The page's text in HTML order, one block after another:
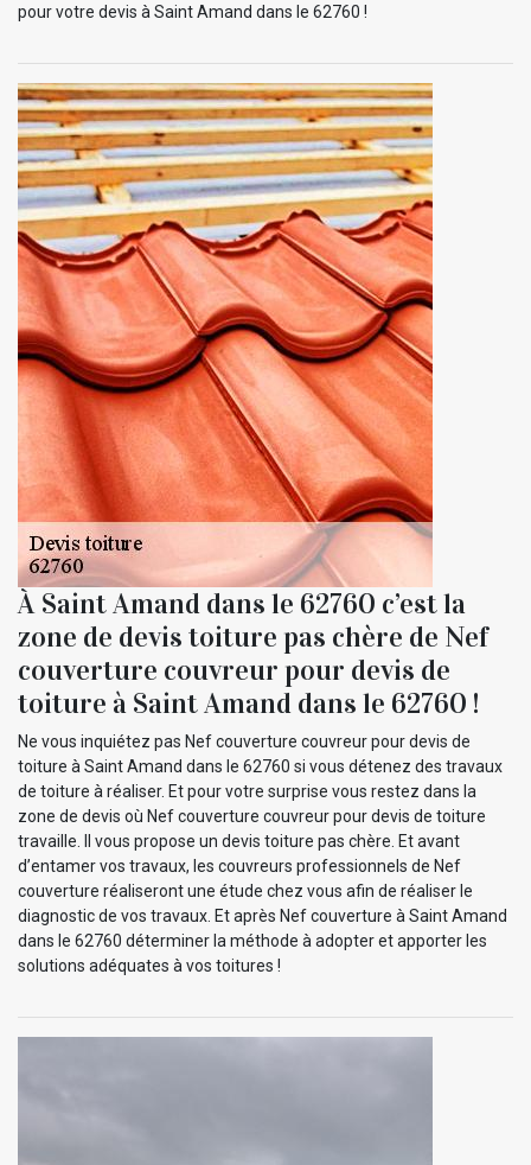
pour votre devis à Saint Amand dans le 62760 !
À Saint Amand dans le 62760 c’est la
zone de devis toiture pas chère de Nef
couverture couvreur pour devis de
toiture à Saint Amand dans le 62760 !
Ne vous inquiétez pas Nef couverture couvreur pour devis de
toiture à Saint Amand dans le 62760 si vous détenez des travaux
de toiture à réaliser. Et pour votre surprise vous restez dans la
zone de devis où Nef couverture couvreur pour devis de toiture
travaille. Il vous propose un devis toiture pas chère. Et avant
d’entamer vos travaux, les couvreurs professionnels de Nef
couverture réaliseront une étude chez vous afin de réaliser le
diagnostic de vos travaux. Et après Nef couverture à Saint Amand
dans le 62760 déterminer la méthode à adopter et apporter les
solutions adéquates à vos toitures !